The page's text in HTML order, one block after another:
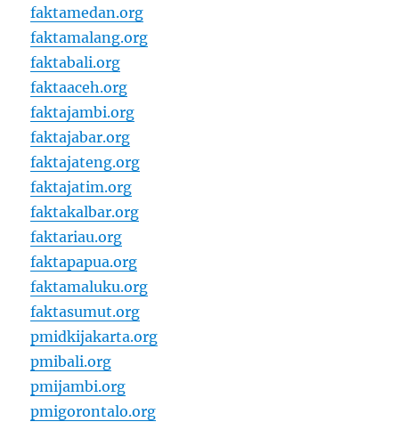
faktamedan.org
faktamalang.org
faktabali.org
faktaaceh.org
faktajambi.org
faktajabar.org
faktajateng.org
faktajatim.org
faktakalbar.org
faktariau.org
faktapapua.org
faktamaluku.org
faktasumut.org
pmidkijakarta.org
pmibali.org
pmijambi.org
pmigorontalo.org